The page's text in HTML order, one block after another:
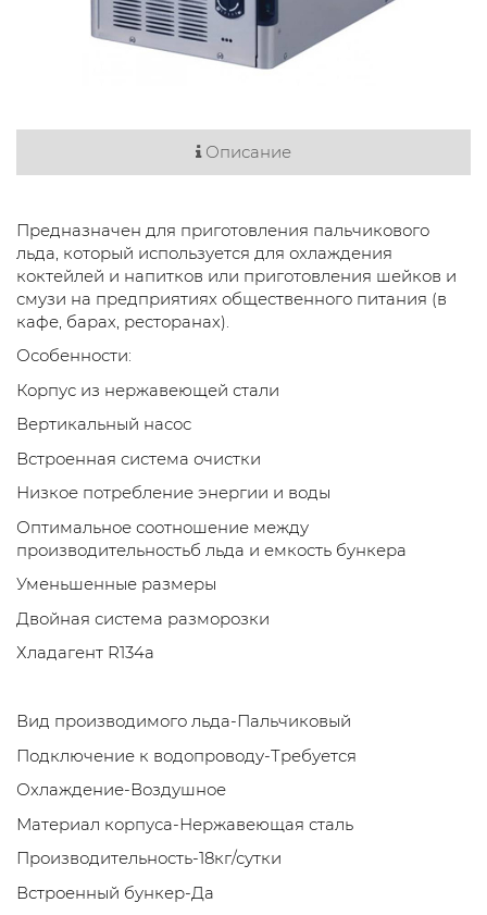
Описание
Предназначен для приготовления пальчикового
льда, который используется для охлаждения
коктейлей и напитков или приготовления шейков и
смузи на предприятиях общественного питания (в
кафе, барах, ресторанах).
Особенности:
Корпус из нержавеющей стали
Вертикальный насос
Встроенная система очистки
Низкое потребление энергии и воды
Оптимальное соотношение между
производительностьб льда и емкость бункера
Уменьшенные размеры
Двойная система разморозки
Хладагент R134a
Вид производимого льда-Пальчиковый
Подключение к водопроводу-Требуется
Охлаждение-Воздушное
Материал корпуса-Нержавеющая сталь
Производительность-18кг/сутки
Встроенный бункер-Да